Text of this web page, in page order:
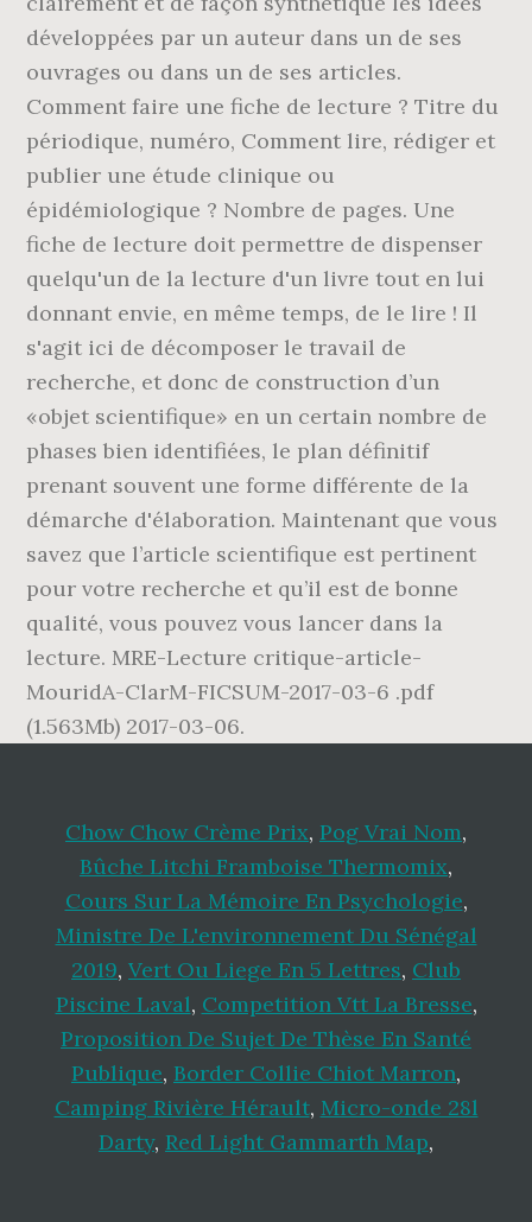
Chow Chow Crème Prix, Pog Vrai Nom,
Bûche Litchi Framboise Thermomix,
Cours Sur La Mémoire En Psychologie,
Ministre De L'environnement Du Sénégal
2019, Vert Ou Liege En 5 Lettres, Club
Piscine Laval, Competition Vtt La Bresse,
Proposition De Sujet De Thèse En Santé
Publique, Border Collie Chiot Marron,
Camping Rivière Hérault, Micro-onde 28l
Darty, Red Light Gammarth Map,